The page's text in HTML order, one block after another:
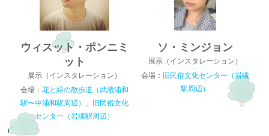
ウィスット・ポンニミ
ット
展示（インスタレーション）
会場： 花と緑の散歩道（武蔵浦和
駅〜中浦和駅周辺） 、
旧民俗文化
センター（岩槻駅周辺）
ソ・ミンジョン
展示（インスタレーション）
会場：
旧民俗文化センター（岩槻
駅周辺）